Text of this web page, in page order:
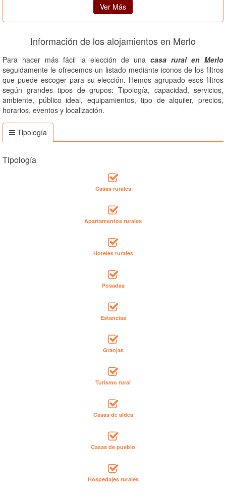
Ver Más
Información de los alojamientos en Merlo
Para hacer más fácil la elección de una casa rural en Merlo
seguidamente le ofrecemos un listado mediante iconos de los filtros
que puede escoger para su elección. Hemos agrupado esos filtros
según grandes tipos de grupos: Tipología, capacidad, servicios,
ambiente, público ideal, equipamientos, tipo de alquiler, precios,
horarios, eventos y localización.
Tipología
Tipología
Casas rurales
Apartamentos rurales
Hoteles rurales
Posadas
Estancias
Granjas
Turismo rural
Casas de aldea
Casas de pueblo
Hospedajes rurales